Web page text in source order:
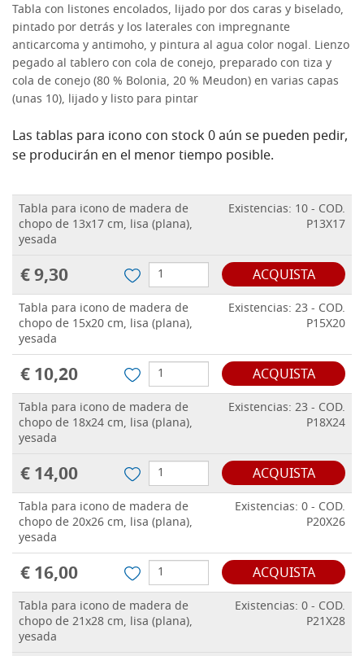
Tabla con listones encolados, lijado por dos caras y biselado,
pintado por detrás y los laterales con impregnante
anticarcoma y antimoho, y pintura al agua color nogal. Lienzo
pegado al tablero con cola de conejo, preparado con tiza y
cola de conejo (80 % Bolonia, 20 % Meudon) en varias capas
(unas 10), lijado y listo para pintar
Las tablas para icono con stock 0 aún se pueden pedir,
se producirán en el menor tiempo posible.
Tabla para icono de madera de
chopo de 13x17 cm, lisa (plana),
yesada
Existencias: 10 - COD.
P13X17
€ 9,30 ACQUISTA
Tabla para icono de madera de
chopo de 15x20 cm, lisa (plana),
yesada
Existencias: 23 - COD.
P15X20
€ 10,20 ACQUISTA
Tabla para icono de madera de
chopo de 18x24 cm, lisa (plana),
yesada
Existencias: 23 - COD.
P18X24
€ 14,00 ACQUISTA
Tabla para icono de madera de
chopo de 20x26 cm, lisa (plana),
yesada
Existencias: 0 - COD.
P20X26
€ 16,00 ACQUISTA
Tabla para icono de madera de
chopo de 21x28 cm, lisa (plana),
yesada
Existencias: 0 - COD.
P21X28